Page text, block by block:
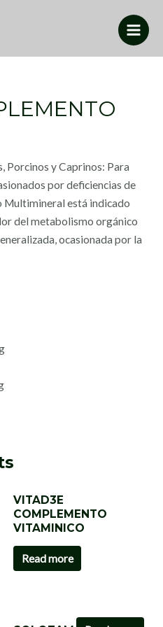
Porcinos y Caprinos: Para
por deficiencias de
Multimineral está indicado
del metabolismo orgánico
ocasionada por la
VITAD3E
COMPLEMENTO
VITAMINICO
Read more